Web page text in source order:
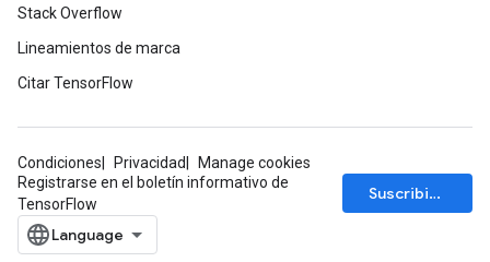
Stack Overflow
Lineamientos de marca
Citar TensorFlow
Condiciones Privacidad
Manage cookies
Registrarse en el boletín informativo de
TensorFlow
Suscribirse